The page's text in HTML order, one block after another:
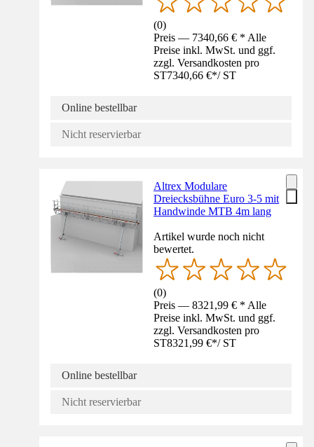
(0)
Preis — 7340,66 € * Alle
Preise inkl. MwSt. und ggf.
zzgl. Versandkosten pro
ST7340,66 €*/ ST
Online bestellbar
Nicht reservierbar
Altrex Modulare
Dreiecksbühne Euro 3-5 mit
Handwinde MTB 4m lang
Artikel wurde noch nicht
bewertet.
(0)
Preis — 8321,99 € * Alle
Preise inkl. MwSt. und ggf.
zzgl. Versandkosten pro
ST8321,99 €*/ ST
Online bestellbar
Nicht reservierbar